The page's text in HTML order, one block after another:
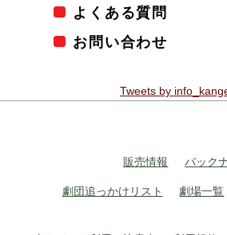
よくある質問
お問い合わせ
Tweets by
販売情報 バック
劇団追っかけリスト 劇場一覧